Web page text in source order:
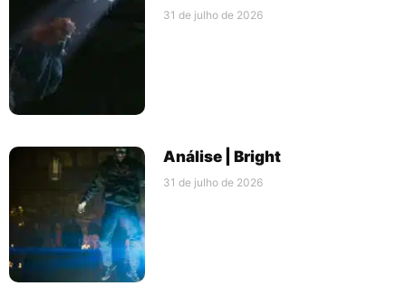
31 de julho de 2026
Análise | Bright
31 de julho de 2026